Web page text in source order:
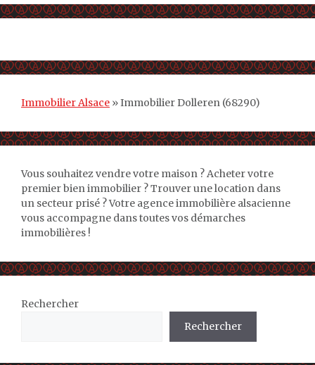
Immobilier Alsace »Immobilier Dolleren (68290)
Vous souhaitez vendre votre maison ? Acheter votre
premier bien immobilier ? Trouver une location dans
un secteur prisé ? Votre agence immobilière alsacienne
vous accompagne dans toutes vos démarches
immobilières !
Rechercher
Rechercher